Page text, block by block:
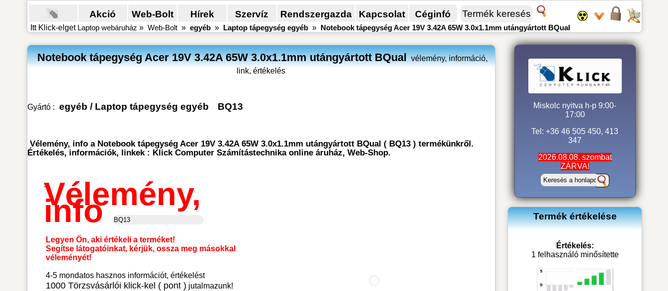
Akció Web-Bolt Hírek Szervíz Rendszergazda Kapcsolat Céginfó
Itt Klick-elget Laptop webáruház » Web-Bolt» egyéb» Laptop tápegység egyéb» Notebook tápegység Acer 19V 3.42A 65W 3.0x1.1mm utángyártott BQual
Notebook tápegység Acer 19V 3.42A 65W 3.0x1.1mm utángyártott BQual vélemény, információ,
link, értékelés
Gyártó : egyéb / Laptop tápegység egyéb BQ13
Vélemény, info a Notebook tápegység Acer 19V 3.42A 65W 3.0x1.1mm utángyártott BQual ( BQ13 ) termékünkről.
Értékelés, információk, linkek : Klick Computer Számítástechnika online áruház, Web-Shop.
>
Vélemény,
info
Legyen Ön, aki értékeli a terméket!
Segítse látogatóinkat, kérjük, ossza meg másokkal
véleményét!
4-5 mondatos hasznos információt, értékelést
1000 Törzsvásárlói klick-kel ( pont ) jutalmazunk!
Miskolc nyitva h-p 9:00-
17:00
Tel: +36 46 505 450, 413
347
2026.08.08. szombat
ZÁRVA!
Termék értékelése
Értékelés:
1 felhasználó minősítette